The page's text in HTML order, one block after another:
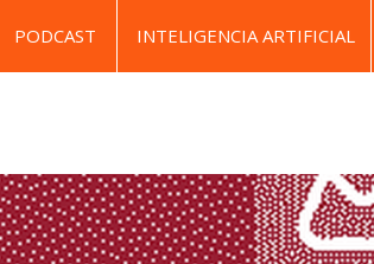
PODCAST INTELIGENCIA ARTIFICIAL